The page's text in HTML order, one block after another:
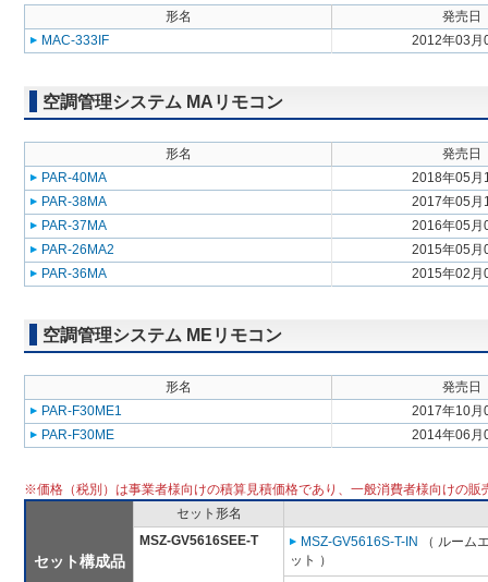
形名
発売日
MAC-333IF
2012年03月
空調管理システム MAリモコン
形名
発売日
PAR-40MA
2018年05月
PAR-38MA
2017年05月
PAR-37MA
2016年05月
PAR-26MA2
2015年05月
PAR-36MA
2015年02月
空調管理システム MEリモコン
形名
発売日
PAR-F30ME1
2017年10月
PAR-F30ME
2014年06月
※価格（税別）は事業者様向けの積算見積価格であり、一般消費者様向けの販
セット構成品
セット形名
MSZ-GV5616SEE-T
MSZ-GV5616S-T-IN
（ ルーム
ット ）